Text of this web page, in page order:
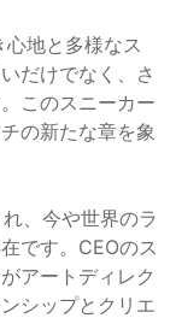
心地と多様なス
だけでなく、さ
このスニーカー
の新たな章を象
、今や世界のラ
です。CEOのス
アートディレク
シップとクリエ